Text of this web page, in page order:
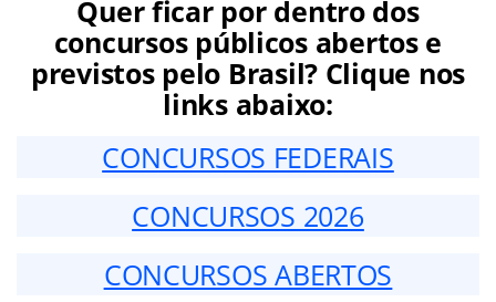
Quer ficar por dentro dos
concursos públicos abertos e
previstos pelo Brasil? Clique nos
links abaixo:
CONCURSOS FEDERAIS
CONCURSOS 2026
CONCURSOS ABERTOS